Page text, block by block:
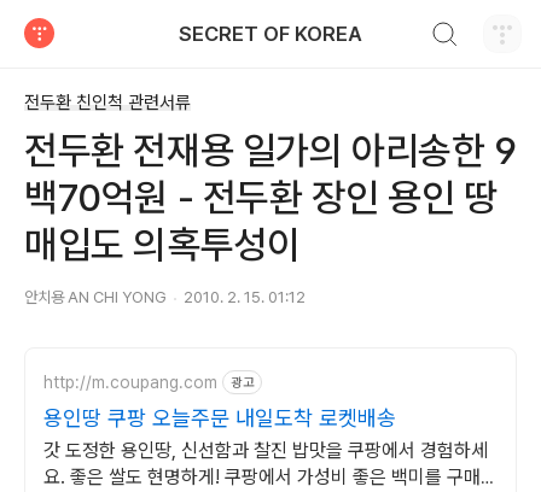
SECRET OF KOREA
전두환 친인척 관련서류
전두환 전재용 일가의 아리송한 9
백70억원 - 전두환 장인 용인 땅
매입도 의혹투성이
안치용 AN CHI YONG 2010. 2. 15. 01:12
http://m.coupang.com 광고
용인땅 쿠팡 오늘주문 내일도착 로켓배송
갓 도정한 용인땅, 신선함과 찰진 밥맛을 쿠팡에서 경험하세
요. 좋은 쌀도 현명하게! 쿠팡에서 가성비 좋은 백미를 구매하